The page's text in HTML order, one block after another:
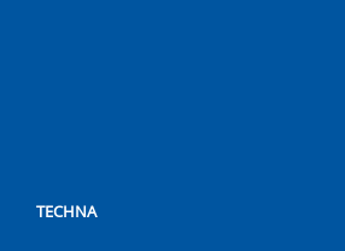
TECHNA